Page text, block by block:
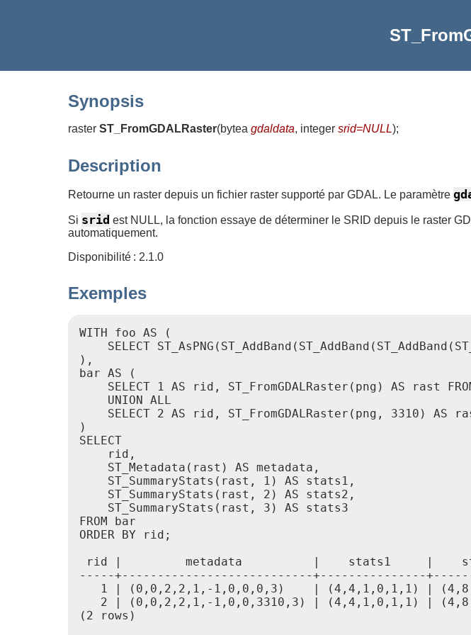
Synopsis
raster ST_FromGDALRaster(bytea gdaldata, integer srid=NULL);
Description
Retourne un raster depuis un fichier raster supporté par GDAL. Le paramètre
Si srid est NULL, la fonction essaye de déterminer le SRID depuis le raster
automatiquement.
Disponibilité : 2.1.0
Exemples
WITH foo AS (
SELECT
),
bar AS (
SELECT 1 AS rid, ST_FromGDALRaster(png) AS rast
    UNION ALL
SELECT 2 AS rid, ST_FromGDALRaster(png, 3310) AS
)
SELECT
    rid,
    ST_Metadata(rast) AS metadata,
    ST_SummaryStats(rast, 1) AS stats1,
    ST_SummaryStats(rast, 2) AS stats2,
    ST_SummaryStats(rast, 3) AS stats3
FROM bar
ORDER BY rid;
rid |         metadata          |    stats1     |
-----+---------------------------+---------------
1 | (0,0,2,2,1,-1,0,0,0,3)    | (4,4,1,0,1,1) |
2 | (0,0,2,2,1,-1,0,0,3310,3) | (4,4,1,0,1,1) |
(2 rows)